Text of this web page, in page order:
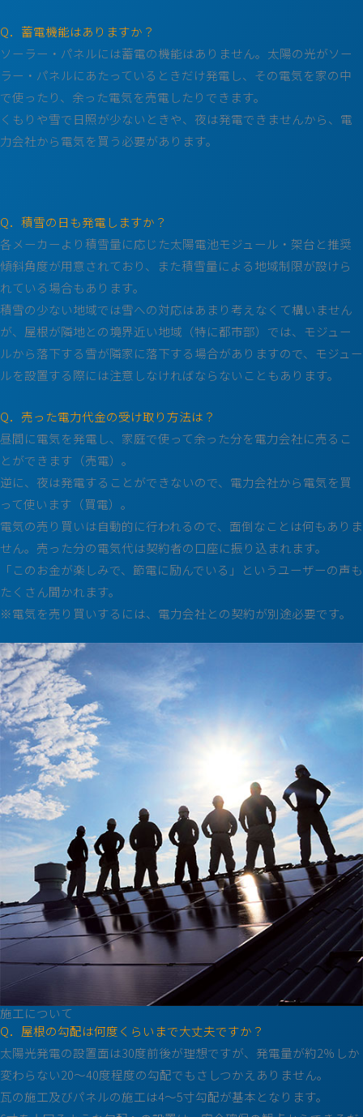
Q．蓄電機能はありますか？
ソーラー・パネルには蓄電の機能はありません。太陽の光がソー
ラー・パネルにあたっているときだけ発電し、その電気を家の中
で使ったり、余った電気を売電したりできます。
くもりや雪で日照が少ないときや、夜は発電できませんから、電
力会社から電気を買う必要があります。
Q．積雪の日も発電しますか？
各メーカーより積雪量に応じた太陽電池モジュール・架台と推奨
傾斜角度が用意されており、また積雪量による地域制限が設けら
れている場合もあります。
積雪の少ない地域では雪への対応はあまり考えなくて構いません
が、屋根が隣地との境界近い地域（特に都市部）では、モジュー
ルから落下する雪が隣家に落下する場合がありますので、モジュー
ルを設置する際には注意しなければならないこともあります。
Q．売った電力代金の受け取り方法は？
昼間に電気を発電し、家庭で使って余った分を電力会社に売るこ
とができます（売電）。
逆に、夜は発電することができないので、電力会社から電気を買
って使います（買電）。
電気の売り買いは自動的に行われるので、面倒なことは何もありま
せん。売った分の電気代は契約者の口座に振り込まれます。
「このお金が楽しみで、節電に励んでいる」というユーザーの声も
たくさん聞かれます。
※電気を売り買いするには、電力会社との契約が別途必要です。
施工について
Q．屋根の勾配は何度くらいまで大丈夫ですか？
太陽光発電の設置面は30度前後が理想ですが、発電量が約2％しか
変わらない20～40度程度の勾配でもさしつかえありません。
瓦の施工及びパネルの施工は4～5寸勾配が基本となります。